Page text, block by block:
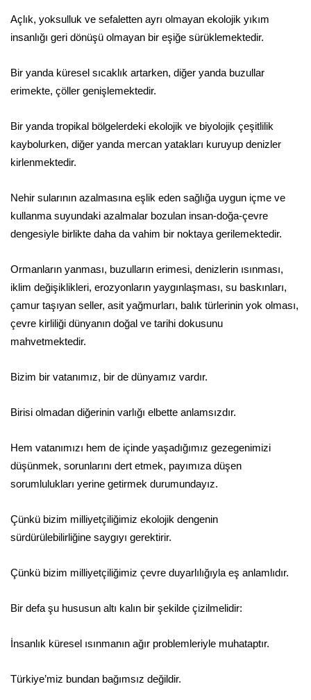
Açlık, yoksulluk ve sefaletten ayrı olmayan ekolojik yıkım
insanlığı geri dönüşü olmayan bir eşiğe sürüklemektedir.
Bir yanda küresel sıcaklık artarken, diğer yanda buzullar
erimekte, çöller genişlemektedir.
Bir yanda tropikal bölgelerdeki ekolojik ve biyolojik çeşitlilik
kaybolurken, diğer yanda mercan yatakları kuruyup denizler
kirlenmektedir.
Nehir sularının azalmasına eşlik eden sağlığa uygun içme ve
kullanma suyundaki azalmalar bozulan insan-doğa-çevre
dengesiyle birlikte daha da vahim bir noktaya gerilemektedir.
Ormanların yanması, buzulların erimesi, denizlerin ısınması,
iklim değişiklikleri, erozyonların yaygınlaşması, su baskınları,
çamur taşıyan seller, asit yağmurları, balık türlerinin yok olması,
çevre kirliliği dünyanın doğal ve tarihi dokusunu
mahvetmektedir.
Bizim bir vatanımız, bir de dünyamız vardır.
Birisi olmadan diğerinin varlığı elbette anlamsızdır.
Hem vatanımızı hem de içinde yaşadığımız gezegenimizi
düşünmek, sorunlarını dert etmek, payımıza düşen
sorumlulukları yerine getirmek durumundayız.
Çünkü bizim milliyetçiliğimiz ekolojik dengenin
sürdürülebilirliğine saygıyı gerektirir.
Çünkü bizim milliyetçiliğimiz çevre duyarlılığıyla eş anlamlıdır.
Bir defa şu hususun altı kalın bir şekilde çizilmelidir:
İnsanlık küresel ısınmanın ağır problemleriyle muhataptır.
Türkiye’miz bundan bağımsız değildir.